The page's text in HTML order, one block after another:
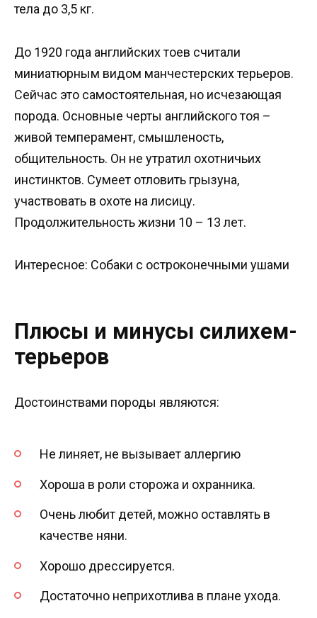
тела до 3,5 кг.
До 1920 года английских тоев считали
миниатюрным видом манчестерских терьеров.
Сейчас это самостоятельная, но исчезающая
порода. Основные черты английского тоя –
живой темперамент, смышленость,
общительность. Он не утратил охотничьих
инстинктов. Сумеет отловить грызуна,
участвовать в охоте на лисицу.
Продолжительность жизни 10 – 13 лет.
Интересное: Собаки с остроконечными ушами
Плюсы и минусы силихем-
терьеров
Достоинствами породы являются:
Не линяет, не вызывает аллергию
Хороша в роли сторожа и охранника.
Очень любит детей, можно оставлять в
качестве няни.
Хорошо дрессируется.
Достаточно неприхотлива в плане ухода.